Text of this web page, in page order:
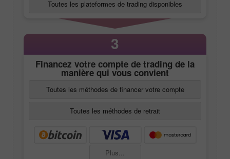
Toutes les plateformes de trading disponibles
3
Financez votre compte de trading de la
manière qui vous convient
Toutes les méthodes de financer votre compte
Toutes les méthodes de retrait
Plus...